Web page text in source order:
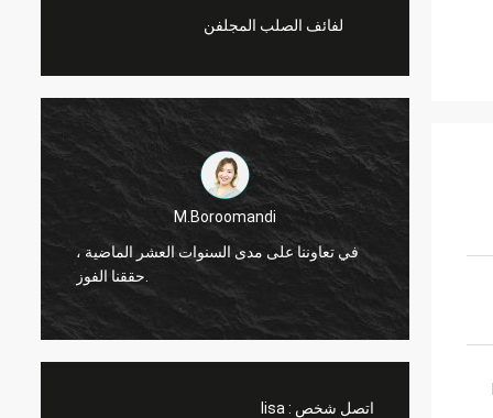
لفائف الصلب المجلفن
M.Boroomandi
في تعاوننا على مدى السنوات العشر الماضية ،
،
اتصل شخص : lisa